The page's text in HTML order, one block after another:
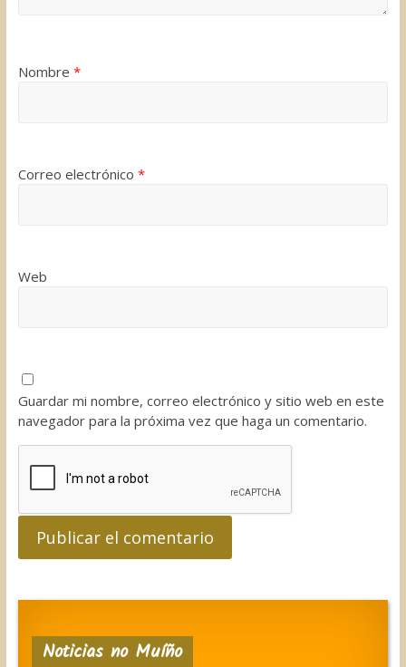
Nombre *
Correo electrónico *
Web
Guardar mi nombre, correo electrónico y sitio web en este
navegador para la próxima vez que haga un comentario.
Noticias no Muíño